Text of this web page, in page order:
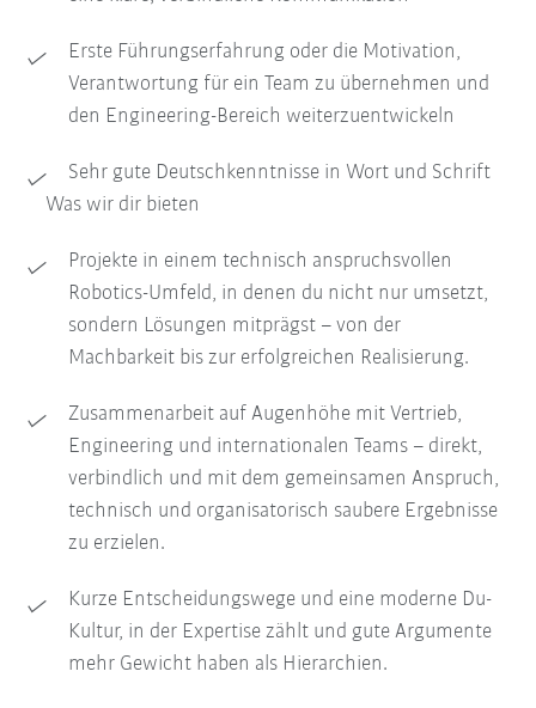
Erste Führungserfahrung oder die Motivation,
Verantwortung für ein Team zu übernehmen und
den Engineering-Bereich weiterzuentwickeln
Sehr gute Deutschkenntnisse in Wort und Schrift
Was wir dir bieten
Projekte in einem technisch anspruchsvollen
Robotics-Umfeld, in denen du nicht nur umsetzt,
sondern Lösungen mitprägst – von der
Machbarkeit bis zur erfolgreichen Realisierung.
Zusammenarbeit auf Augenhöhe mit Vertrieb,
Engineering und internationalen Teams – direkt,
verbindlich und mit dem gemeinsamen Anspruch,
technisch und organisatorisch saubere Ergebnisse
zu erzielen.
Kurze Entscheidungswege und eine moderne Du-
Kultur, in der Expertise zählt und gute Argumente
mehr Gewicht haben als Hierarchien.